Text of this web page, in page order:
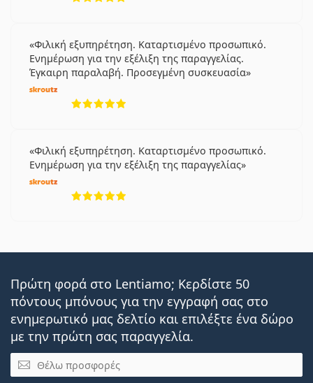
Φιλική εξυπηρέτηση. Καταρτισμένο προσωπικό.
Ενημέρωση για την εξέλιξη της παραγγελίας.
Έγκαιρη παραλαβή. Προσεγμένη συσκευασία
Φιλική εξυπηρέτηση. Καταρτισμένο προσωπικό.
Ενημέρωση για την εξέλιξη της παραγγελίας
Πρώτη φορά στο Lentiamo; Κερδίστε 50
πόντους μπόνους για την εγγραφή σας στο
ενημερωτικό μας δελτίο και επιλέξτε ένα δώρο
με την πρώτη σας παραγγελία.
Email